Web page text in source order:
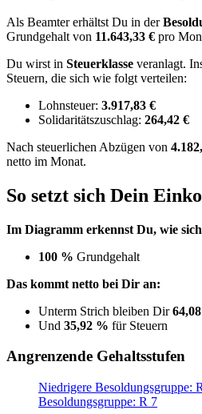
Als Beamter erhältst Du in der
Grundgehalt von 11.643,33 € pro
Du wirst in Steuerklasse veranlagt.
Steuern, die sich wie folgt verteilen:
Lohnsteuer: 3.917,83 €
Solidaritätszuschlag: 264,42 €
Nach steuerlichen Abzügen von
netto im Monat.
So setzt sich Dein
Im Diagramm erkennst Du, wie
100 % Grundgehalt
Das kommt netto bei Dir an:
Unterm Strich bleiben Dir
Und 35,92 % für Steuern
Angrenzende Gehaltsstufen
Niedrigere Besoldungsgruppe:
Besoldungsgruppe: R 7